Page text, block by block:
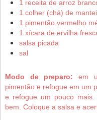
1 receita de arroz
1 colher (chá) de
1 pimentão vermelho
1 xícara de ervilha
salsa picada
sal
Modo de preparo: em
pimentão e refogue em um
e refogue um pouco
bem. Coloque a salsa e